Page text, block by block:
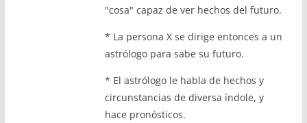
"cosa" capaz de ver hechos del futuro.
* La persona X se dirige entonces a un
astrólogo para sabe su futuro.
* El astrólogo le habla de hechos y
circunstancias de diversa índole, y
hace pronósticos.